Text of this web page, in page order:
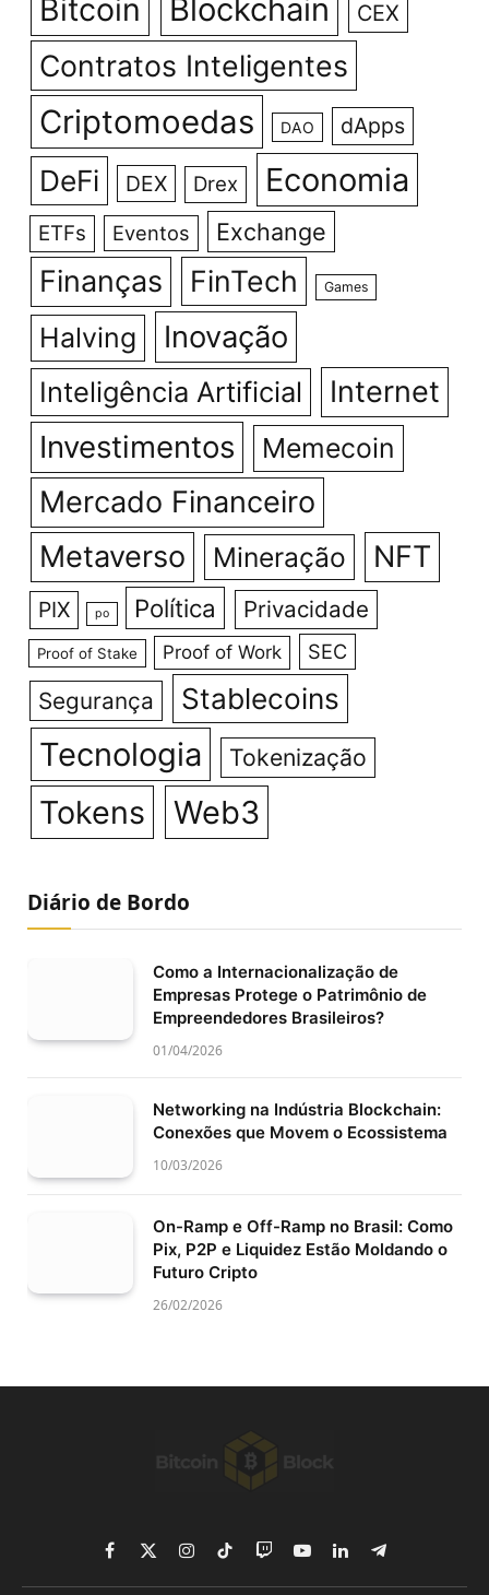
Bitcoin Blockchain CEX
Contratos Inteligentes
Criptomoedas DAO dApps
DeFi DEX Drex Economia
ETFs Eventos Exchange
Finanças FinTech Games
Halving Inovação
Inteligência Artificial Internet
Investimentos Memecoin
Mercado Financeiro
Metaverso
Mineração NFT
PIX po Política Privacidade
Proof of Stake Proof of Work SEC
Segurança Stablecoins
Tecnologia Tokenização
Tokens Web3
Diário de Bordo
Como a Internacionalização de
Empresas Protege o Patrimônio de
Empreendedores Brasileiros?
01/04/2026
Networking na Indústria Blockchain:
Conexões que Movem o Ecossistema
10/03/2026
On-Ramp e Off-Ramp no Brasil: Como
Pix, P2P e Liquidez Estão Moldando o
Futuro Cripto
26/02/2026
Facebook
X
(Twitter)
Instagram
TikTokTwitchYouTubeLinkedInTelegram